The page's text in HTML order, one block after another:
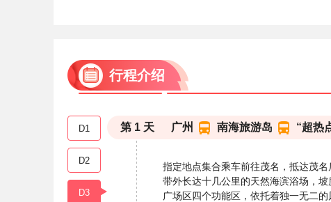
行程介绍
D1
D2
D3
第 1 天 广州 南海旅游岛 “超热
指定地点集合乘车前往茂名，抵达茂
带外长达十几公里的天然海滨浴场，
广场区四个功能区，依托着独一无二